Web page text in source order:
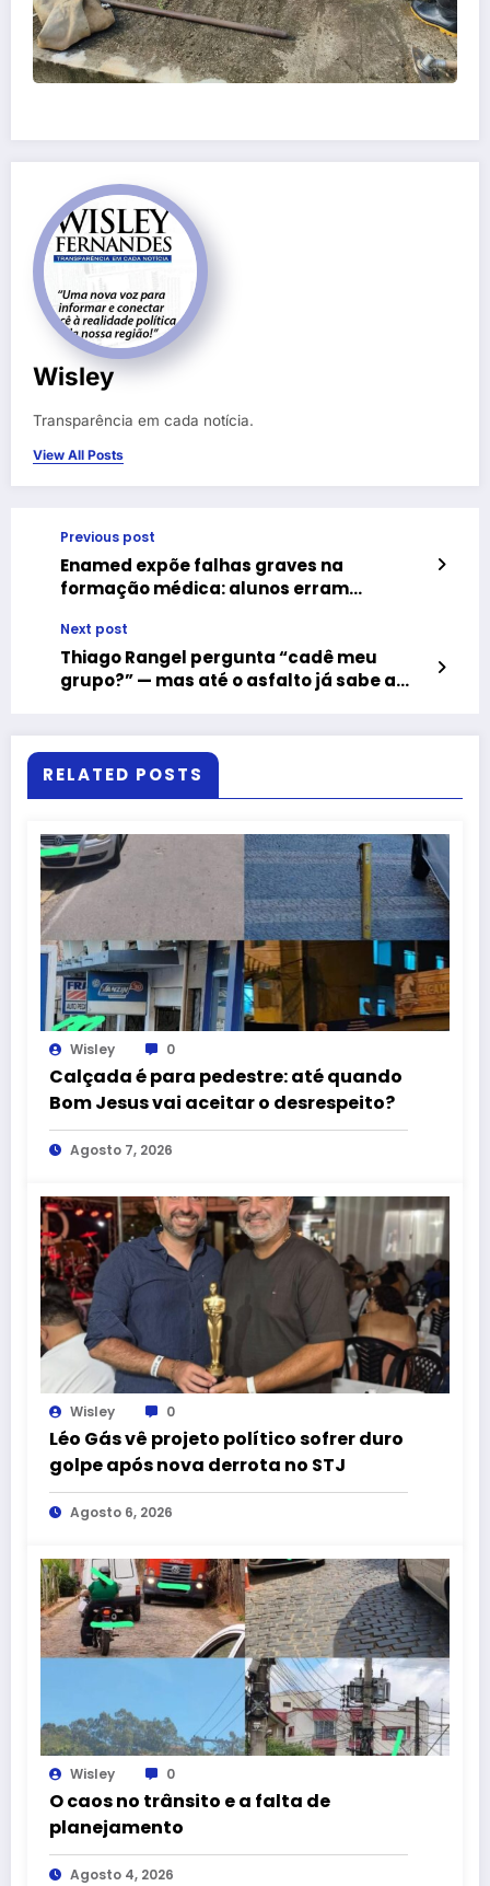
Wisley
Transparência em cada notícia.
View All Posts
Previous post
Enamed expõe falhas graves na
formação médica: alunos erram
de dengue, como febre, dores intensas e
vômitos fora de controle
Next post
Thiago Rangel pergunta “cadê meu
grupo?” — mas até o asfalto já sabe a
RELATED POSTS
Wisley 0
Calçada é para pedestre: até quando
Bom Jesus vai aceitar o desrespeito?
Agosto 7, 2026
Wisley 0
Léo Gás vê projeto político sofrer duro
golpe após nova derrota no STJ
Agosto 6, 2026
Wisley 0
O caos no trânsito e a falta de
planejamento
Agosto 4, 2026